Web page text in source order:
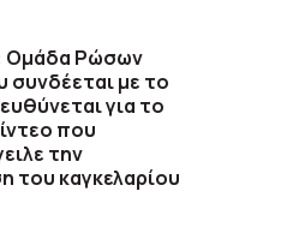
Ομάδα Ρώσων
συνδέεται με το
για το
που
την
του καγκελαρίου